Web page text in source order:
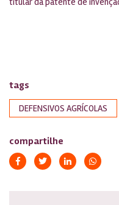
tags
DEFENSIVOS AGRÍCOLAS
compartilhe